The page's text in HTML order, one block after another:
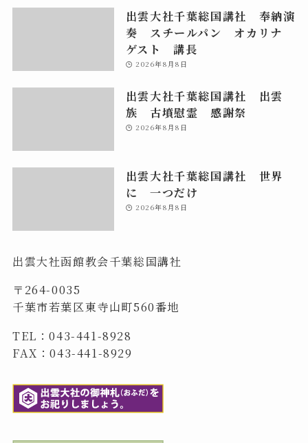
出雲大社千葉総国講社 奉納演
奏 スチールパン オカリナ
ゲスト 講長
2026年8月8日
出雲大社千葉総国講社 出雲
族 古墳慰霊 感謝祭
2026年8月8日
出雲大社千葉総国講社 世界
に 一つだけ
2026年8月8日
出雲大社函館教会千葉総国講社
〒264-0035
千葉市若葉区東寺山町560番地
TEL：043-441-8928
FAX：043-441-8929